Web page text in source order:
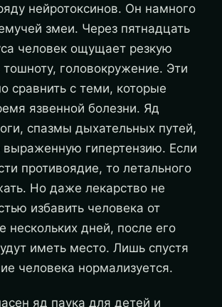
нейротоксинов. Он намного
змеи. Через пятнадцать
человек ощущает резкую
головокружение. Эти
сравнить с теми, которые
язвенной болезни. Яд
спазмы дыхательных путей,
выраженную гипертензию. Если
противоядие, то летального
Но даже лекарство не
избавить человека от
нескольких дней, после его
иметь место. Лишь спустя
человека нормализуется.
яд паука для детей и